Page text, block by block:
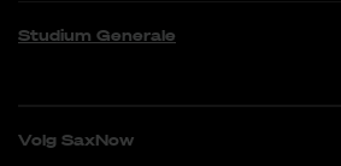
Studium Generale
Volg SaxNow